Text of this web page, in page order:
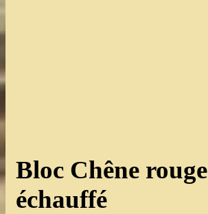
Bloc Chêne rouge
échauffé